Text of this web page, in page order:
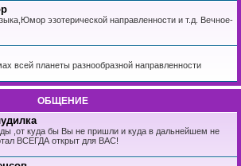
эзотерической направленности и т.д. Вечное-
всей планеты разнообразной направленности
ОБЩЕНИЕ
,от куда бы Вы не пришли и куда в дальнейшем не
ВСЕГДА открыт для ВАС!